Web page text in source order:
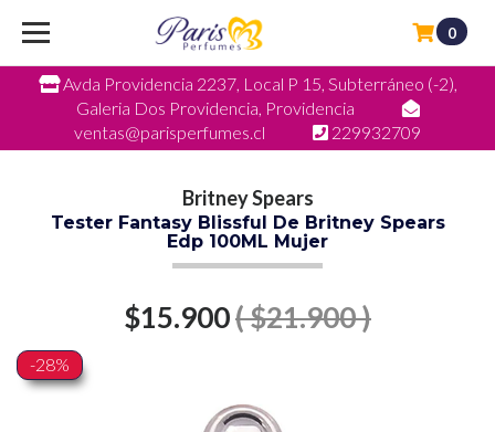
Avda Providencia 2237, Local P 15, Subterráneo (-2),
Galeria Dos Providencia, Providencia
ventas@parisperfumes.cl
229932709
0
Britney Spears
Tester Fantasy Blissful De Britney Spears
Edp 100ML Mujer
$15.900( $21.900 )
-28%